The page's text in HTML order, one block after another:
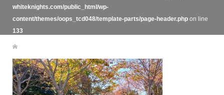
whiteknights.com/public_html/wp-
content/themes/oops_tcd048/template-parts/page-header.phpon line
133